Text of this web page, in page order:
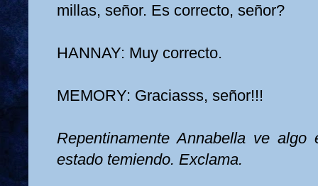
millas, señor. Es correcto, señor?
HANNAY: Muy correcto.
MEMORY: Graciasss, señor!!!
Repentinamente Annabella ve
estado temiendo. Exclama.